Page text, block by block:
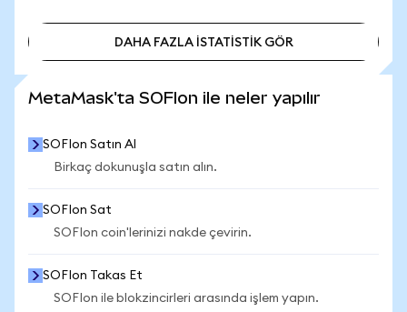
DAHA FAZLA İSTATİSTİK GÖR
MetaMask'ta SOFIon ile neler yapılır
SOFIon Satın Al
Birkaç dokunuşla satın alın.
SOFIon Sat
SOFIon coin'lerinizi nakde çevirin.
SOFIon Takas Et
SOFIon ile blokzincirleri arasında işlem yapın.